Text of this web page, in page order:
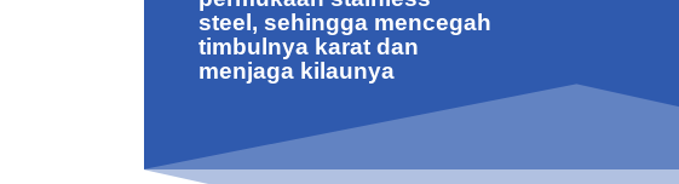
steel, sehingga mencegah
timbulnya karat dan
menjaga kilaunya